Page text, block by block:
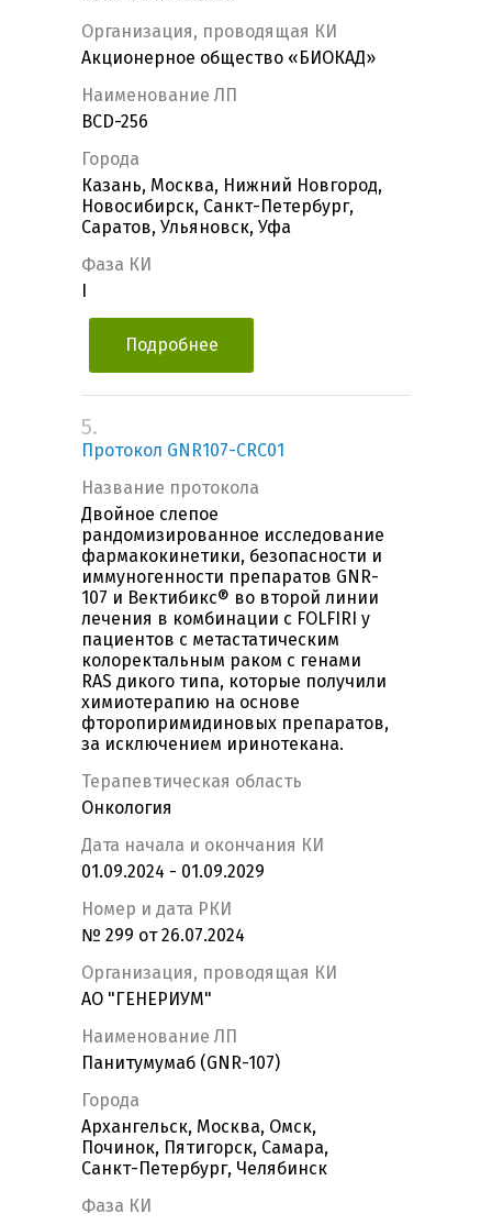
Организация, проводящая КИ
Акционерное общество «БИОКАД»
Наименование ЛП
BCD-256
Города
Казань, Москва, Нижний Новгород,
Новосибирск, Санкт-Петербург,
Саратов, Ульяновск, Уфа
Фаза КИ
Подробнее
5.
Протокол GNR107-CRC01
Название протокола
Двойное слепое
рандомизированное исследование
фармакокинетики, безопасности и
иммуногенности препаратов GNR-
107 и Вектибикс® во второй линии
лечения в комбинации с FOLFIRI у
пациентов с метастатическим
колоректальным раком с генами
RAS дикого типа, которые получили
химиотерапию на основе
фторопиримидиновых препаратов,
за исключением иринотекана.
Терапевтическая область
Онкология
Дата начала и окончания КИ
01.09.2024 - 01.09.2029
Номер и дата РКИ
№ 299 от 26.07.2024
Организация, проводящая КИ
АО "ГЕНЕРИУМ"
Наименование ЛП
Панитумумаб (GNR-107)
Города
Архангельск, Москва, Омск,
Починок, Пятигорск, Самара,
Санкт-Петербург, Челябинск
Фаза КИ